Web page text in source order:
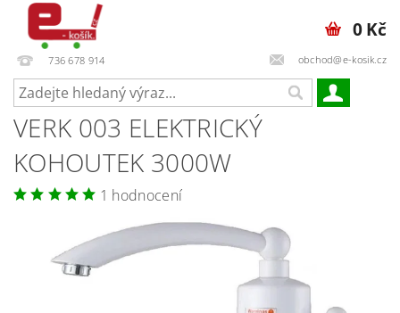
736 678 914 obchod@e-kosik.cz
0 Kč
VERK 003 ELEKTRICKÝ
KOHOUTEK 3000W
1 hodnocení